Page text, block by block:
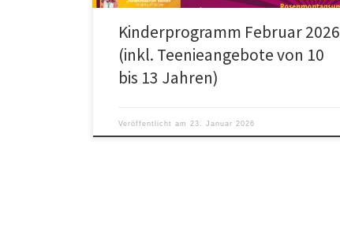
Kinderprogramm Februar 2026
(inkl. Teenieangebote von 10
bis 13 Jahren)
Veröffentlicht am 23. Januar 2026